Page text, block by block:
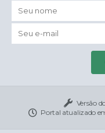
Versão
Portal atualizado